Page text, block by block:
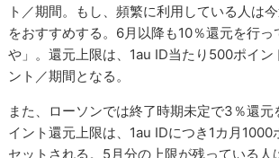
ト／期間。もし、頻繁に利用している人は
をおすすめする。6月以降も10％還元を行っ
や」。還元上限は、1au ID当たり500ポイン
ント／期間となる。
また、ローソンでは終了時期未定で3％還元
イント還元上限は、1au IDにつき1カ月1000
セットされる。5月分の上限が残っている人